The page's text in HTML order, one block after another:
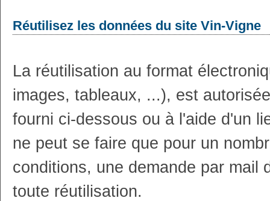
Réutilisez les données du site Vin-Vigne
La réutilisation au format
images, tableaux, ...), est
fourni ci-dessous ou à l'aide d'un
ne peut se faire que pour un
conditions, une demande par mail
toute réutilisation.